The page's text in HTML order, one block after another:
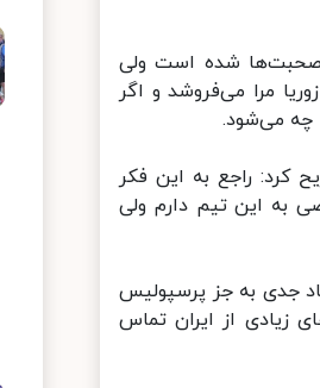
شده است ولی
مرا می‌فروشد و اگر
می‌شود.
راجع به این فکر
به این تیم دارم ولی
جدی به جز پرسپولیس
زیادی از ایران تماس